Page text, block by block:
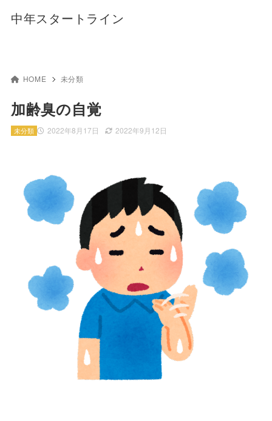
中年スタートライン
HOME 未分類
加齢臭の自覚
2022年8月17日 2022年9月12日
未分類